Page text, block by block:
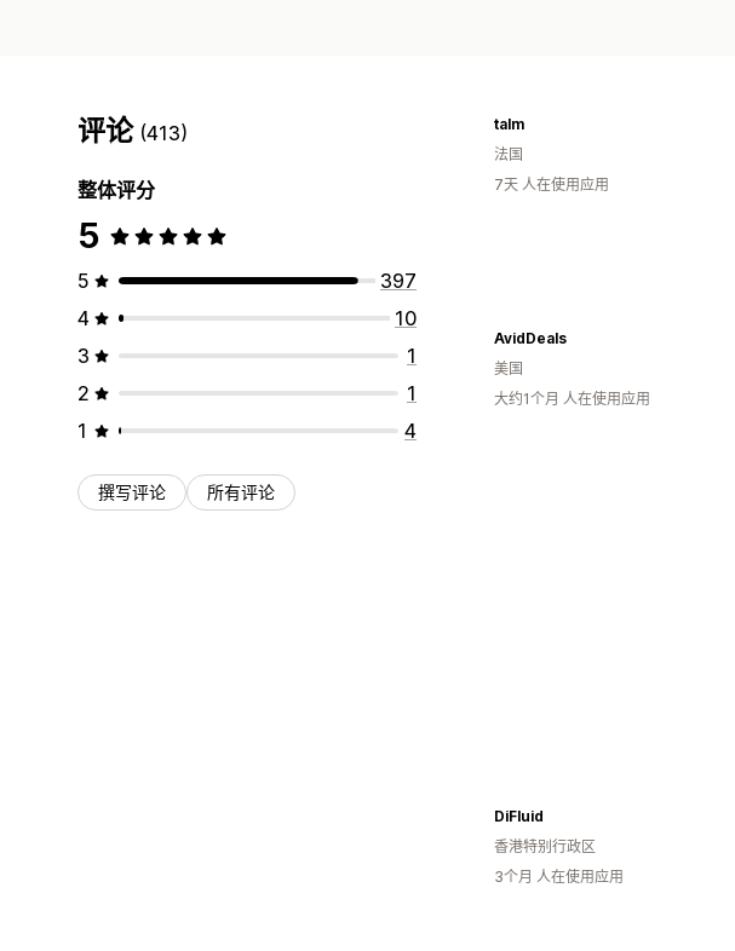
评论 (413)
整体评分
5
5
397
4
10
3
1
2
1
1
4
撰写评论 所有评论
talm
法国
7天 人在使用应用
AvidDeals
美国
大约1个月 人在使用应用
DiFluid
香港特别行政区
3个月 人在使用应用